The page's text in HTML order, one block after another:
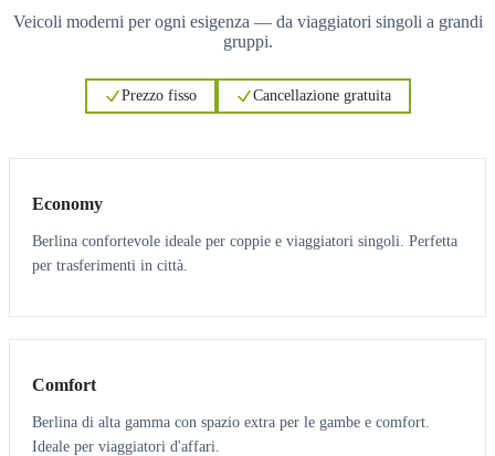
Veicoli moderni per ogni esigenza — da viaggiatori singoli a grandi
gruppi.
Prezzo fisso Cancellazione gratuita
Economy
Berlina confortevole ideale per coppie e viaggiatori singoli. Perfetta
per trasferimenti in città.
3 3
Comfort
Berlina di alta gamma con spazio extra per le gambe e comfort.
Ideale per viaggiatori d'affari.